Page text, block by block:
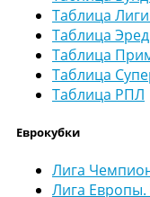
Таблица Лиги
Таблица
Таблица
Таблица
Таблица РПЛ
Еврокубки
Лига
Лига Европы.